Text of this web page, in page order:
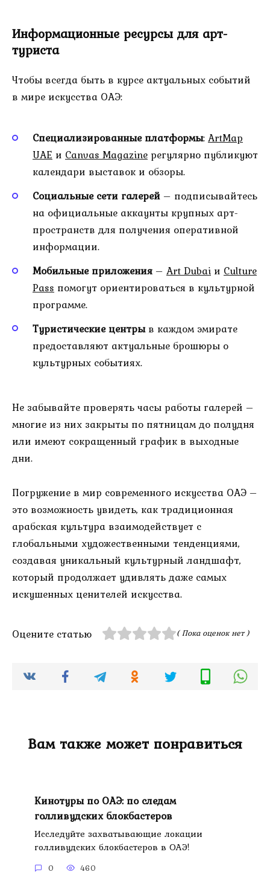
Информационные ресурсы для арт-
туриста
Чтобы всегда быть в курсе актуальных событий
в мире искусства ОАЭ:
Специализированные платформы:ArtMap
UAE и Canvas Magazine регулярно публикуют
календари выставок и обзоры.
Социальные сети галерей – подписывайтесь
на официальные аккаунты крупных арт-
пространств для получения оперативной
информации.
Мобильные приложения – Art Dubai и Culture
Pass помогут ориентироваться в культурной
программе.
Туристические центрыв каждом эмирате
предоставляют актуальные брошюры о
культурных событиях.
Не забывайте проверять часы работы галерей –
многие из них закрыты по пятницам до полудня
или имеют сокращенный график в выходные
дни.
Погружение в мир современного искусства ОАЭ –
это возможность увидеть, как традиционная
арабская культура взаимодействует с
глобальными художественными тенденциями,
создавая уникальный культурный ландшафт,
который продолжает удивлять даже самых
искушенных ценителей искусства.
Оцените статью ( Пока оценок нет )
Вам также может понравиться
Кинотуры по ОАЭ: по следам
голливудских блокбастеров
Исследуйте захватывающие локации
голливудских блокбастеров в ОАЭ!
0 460